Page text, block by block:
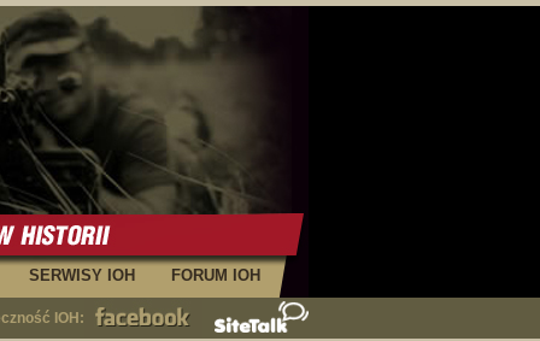
FORUM IOH
SERWISY IOH
IOH: